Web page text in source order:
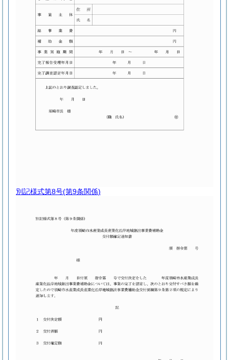
別記様式第8号(第9条関係)